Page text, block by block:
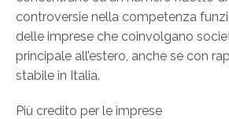
controversie nella competenza
delle imprese che coinvolgano
principale all’estero, anche se con
stabile in Italia.
Più credito per le imprese